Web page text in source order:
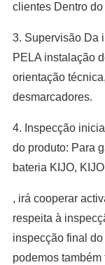
clientes Dentro
3. Supervisão Da
PELA instalação
orientação
desmarcadores.
4. Inspecção
do produto: Para
bateria KIJO,
, irá cooperar
respeita à
inspecção final
podemos